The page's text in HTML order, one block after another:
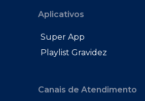
Aplicativos
Super App
Playlist Gravidez
Canais de Atendimento